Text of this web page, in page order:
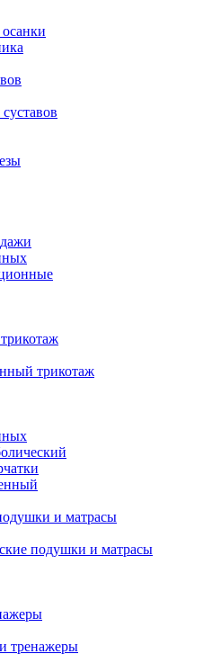
трикотаж
и матрасы
подушки и матрасы
тренажеры